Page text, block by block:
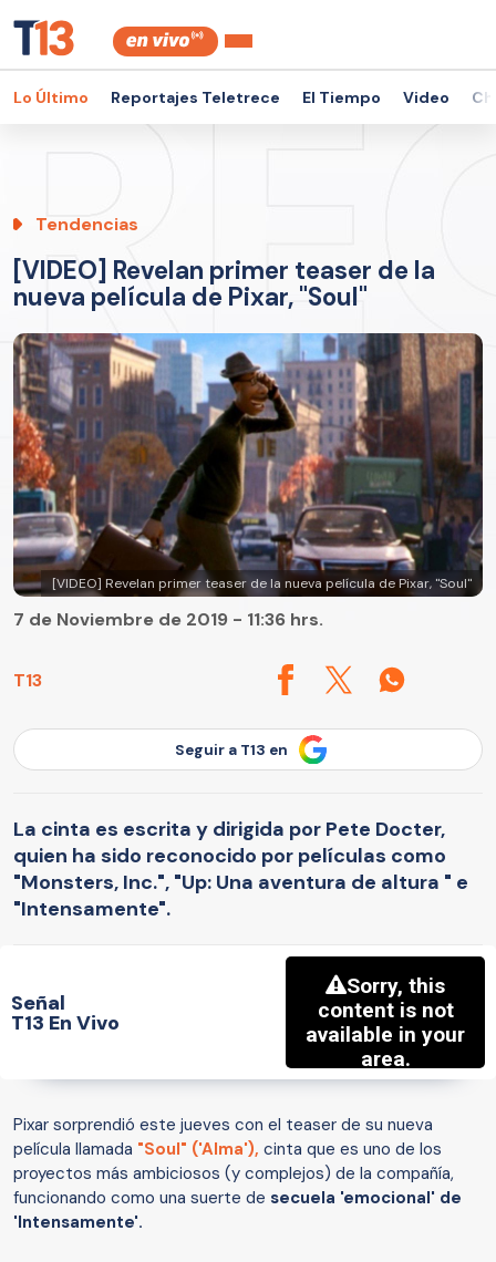
Lo Último Reportajes Teletrece El Tiempo Video
Tendencias
[VIDEO] Revelan primer teaser de la
nueva película de Pixar, "Soul"
[VIDEO] Revelan primer teaser de la nueva película de Pixar, "Soul"
T13
7 de Noviembre de 2019 - 11:36 hrs.
Seguir a T13 en
La cinta es escrita y dirigida por Pete Docter,
quien ha sido reconocido por películas como
"Monsters, Inc.", "Up: Una aventura de altura " e
"Intensamente".
Señal
T13 En Vivo
Pixar sorprendió este jueves con el teaser de su nueva
película llamada "Soul" ('Alma'), cinta que es uno de los
proyectos más ambiciosos (y complejos) de la compañía,
funcionando como una suerte de secuela 'emocional' de
'Intensamente'.